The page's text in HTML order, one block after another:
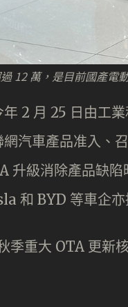
12 萬，是目前國產電
2 月 25 日由工
汽車產品准入、
升級消除產品缺
和 BYD 等車企
季重大 OTA 更新